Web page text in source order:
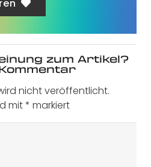
zum Artikel?
nicht veröffentlicht.
mit* markiert